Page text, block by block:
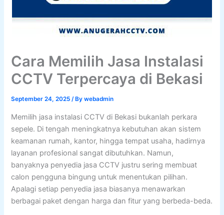
Cara Memilih Jasa Instalasi
CCTV Terpercaya di Bekasi
September 24, 2025/ Bywebadmin
Memilih jasa instalasi CCTV di Bekasi bukanlah perkara
sepele. Di tengah meningkatnya kebutuhan akan sistem
keamanan rumah, kantor, hingga tempat usaha, hadirnya
layanan profesional sangat dibutuhkan. Namun,
banyaknya penyedia jasa CCTV justru sering membuat
calon pengguna bingung untuk menentukan pilihan.
Apalagi setiap penyedia jasa biasanya menawarkan
berbagai paket dengan harga dan fitur yang berbeda-beda.